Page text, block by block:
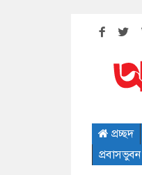
প্রচ্ছদ
প্রবাসভুবন